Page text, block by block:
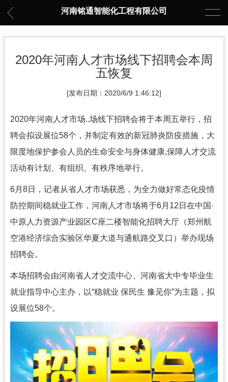
河南铭通智能化工程有限公司
2020年河南人才市场线下招聘会本周
五恢复
[发布日期：2020/6/9 1:46:12]
2020年河南人才市场..场线下招聘会将于本周五举行，招
聘会拟设展位58个，并制定有效的新冠肺炎防疫措施，大
限度地保护参会人员的生命安全与身体健康,保障人才交流
活动有计划、有组织、有秩序地举行。
6月8日，记者从省人才市场获悉，为全力做好常态化疫情
防控期间稳就业工作，河南人才市场将于6月12日在中国·
中原人力资源产业园区C座二楼智能化招聘大厅（郑州航
空港经济综合实验区华夏大道与通航路交叉口）举办现场
招聘会。
本场招聘会由河南省人才交流中心、河南省大中专毕业生
就业指导中心主办，以“稳就业 保民生 豫见你”为主题，拟
设展位58个。